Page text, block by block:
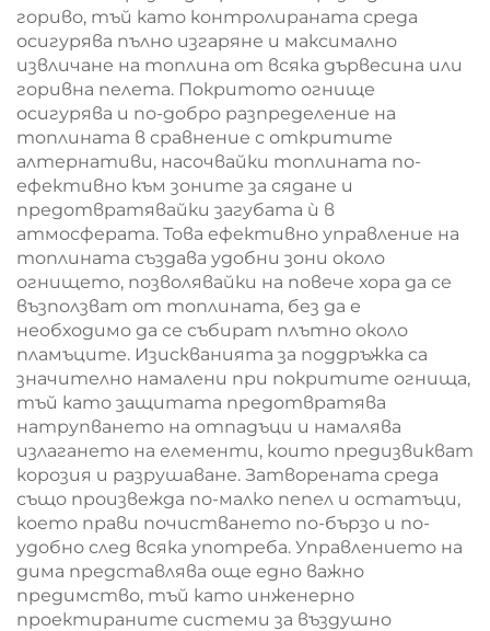
гориво, тъй като контролираната среда
осигурява пълно изгаряне и максимално
извличане на топлина от всяка дървесина или
горивна пелета. Покритото огнище
осигурява и по-добро разпределение на
топлината в сравнение с откритите
алтернативи, насочвайки топлината по-
ефективно към зоните за сядане и
предотвратявайки загубата ѝ в
атмосферата. Това ефективно управление на
топлината създава удобни зони около
огнището, позволявайки на повече хора да се
възползват от топлината, без да е
необходимо да се събират плътно около
пламъците. Изискванията за поддръжка са
значително намалени при покритите огнища,
тъй като защитата предотвратява
натрупването на отпадъци и намалява
излагането на елементи, които предизвикват
корозия и разрушаване. Затворената среда
също произвежда по-малко пепел и остатъци,
което прави почистването по-бързо и по-
удобно след всяка употреба. Управлението на
дима представлява още едно важно
предимство, тъй като инженерно
проектираните системи за въздушно